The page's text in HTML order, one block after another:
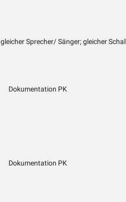
gleicher Sprecher/ Sänger; gleicher
Dokumentation PK
Dokumentation PK